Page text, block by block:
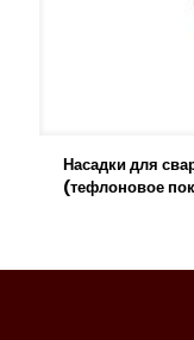
Насадки для
(тефлоновое